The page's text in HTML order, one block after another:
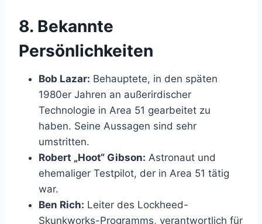
8. Bekannte
Persönlichkeiten
Bob Lazar: Behauptete, in den späten
1980er Jahren an außerirdischer
Technologie in Area 51 gearbeitet zu
haben. Seine Aussagen sind sehr
umstritten.
Robert „Hoot“ Gibson: Astronaut und
ehemaliger Testpilot, der in Area 51 tätig
war.
Ben Rich: Leiter des Lockheed-
Skunkworks-Programms, verantwortlich für